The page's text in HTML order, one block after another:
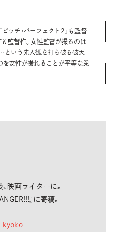
ッチ・パーフェクト2』も監督
監督作。女性監督が撮るのは
という先入観を打ち破る破天
を女性が撮れることが平等な業
映画ライターに。
』に寄稿。